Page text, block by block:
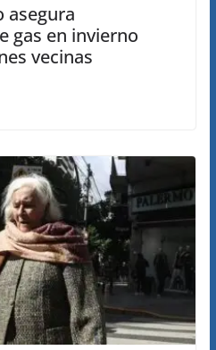
gas en invierno
vecinas